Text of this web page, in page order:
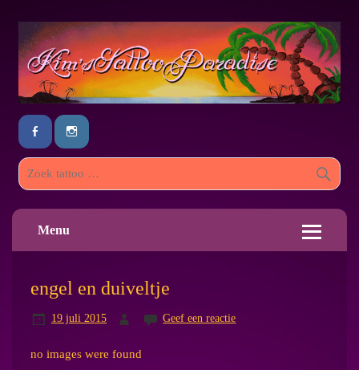
Menu
engel en duiveltje
19 juli 2015 Geef een reactie
no images were found